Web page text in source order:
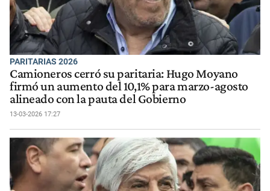
PARITARIAS 2026
Camioneros cerró su paritaria: Hugo Moyano
firmó un aumento del 10,1% para marzo-agosto
alineado con la pauta del Gobierno
13-03-2026 17:27